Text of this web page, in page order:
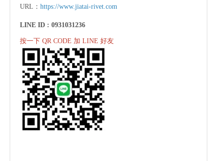
URL： https://www.jiatai-rivet.com
LINE ID : 0931031236
按一下 QR CODE 加 LINE 好友